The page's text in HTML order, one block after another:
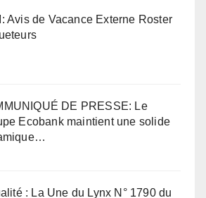
Avis de Vacance Externe Roster
DE PRESSE: Le
Ecobank maintient une solide
: La Une du Lynx N° 1790 du